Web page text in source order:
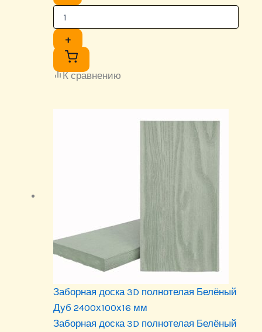
+
К сравнению
Заборная доска 3D полнотелая Белёный
Дуб 2400х100х16 мм
Заборная доска 3D полнотелая Белёный